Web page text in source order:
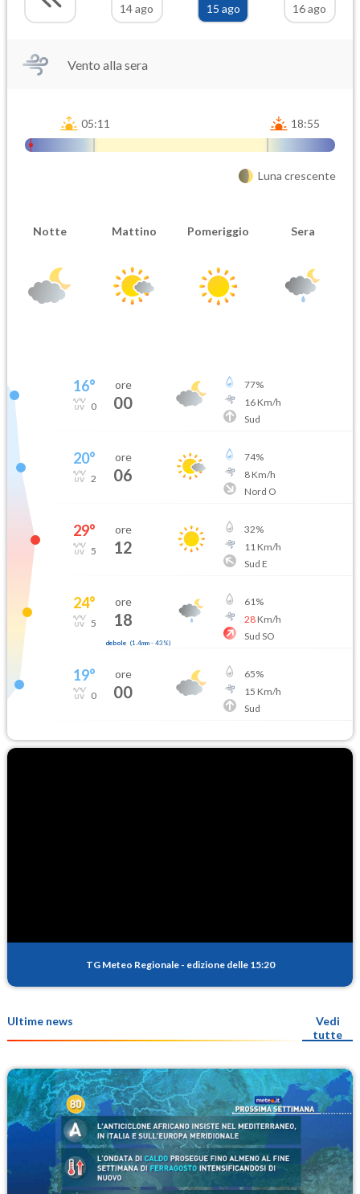
14 ago
15 ago
16 ago
Vento alla sera
05:11 18:55
Luna crescente
Notte Mattino Pomeriggio Sera
16°
0
ore
00
77%
16Km/h
Sud
20°
2
ore
06
74%
8Km/h
Nord O
29°
5
ore
12
32%
11 Km/h
Sud E
24°
5
ore
18
debole (1.4mm- 43 %)
61%
28Km/h
Sud SO
19°
0
ore
00
65%
15 Km/h
Sud
TG Meteo Regionale - edizione delle 15:20
Ultime news
Vedi
tutte